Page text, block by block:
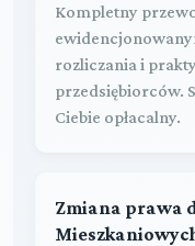
Kompletny
rozliczania i
przedsiębiorców.
Ciebie opłacalny.
Zmiana prawa